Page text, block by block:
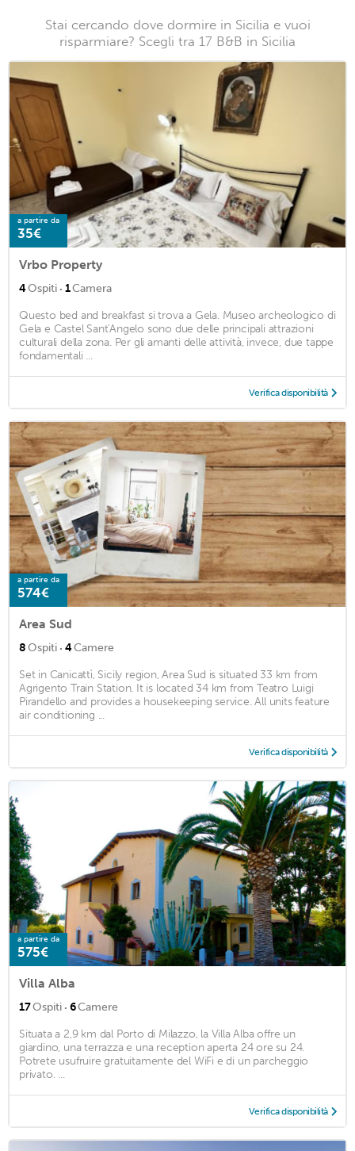
Stai cercando dove dormire in Sicilia e vuoi
risparmiare? Scegli tra 17 B&B in Sicilia
a partire da
35€
Vrbo Property
4Ospiti · 1Camera
Questo bed and breakfast si trova a Gela. Museo archeologico di
Gela e Castel Sant'Angelo sono due delle principali attrazioni
culturali della zona. Per gli amanti delle attività, invece, due tappe
fondamentali ...
Verifica disponibilità
a partire da
574€
Area Sud
8Ospiti · 4Camere
Set in Canicattì, Sicily region, Area Sud is situated 33 km from
Agrigento Train Station. It is located 34 km from Teatro Luigi
Pirandello and provides a housekeeping service. All units feature
air conditioning ...
Verifica disponibilità
a partire da
575€
Villa Alba
17Ospiti · 6Camere
Situata a 2,9 km dal Porto di Milazzo, la Villa Alba offre un
giardino, una terrazza e una reception aperta 24 ore su 24.
Potrete usufruire gratuitamente del WiFi e di un parcheggio
privato. ...
Verifica disponibilità